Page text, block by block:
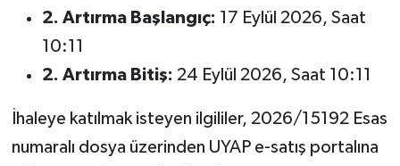
2. Artırma Başlangıç: 17 Eylül 2026, Saat
10:11
2. Artırma Bitiş: 24 Eylül 2026, Saat 10:11
İhaleye katılmak isteyen ilgililer, 2026/15192 Esas
numaralı dosya üzerinden UYAP e-satış portalına